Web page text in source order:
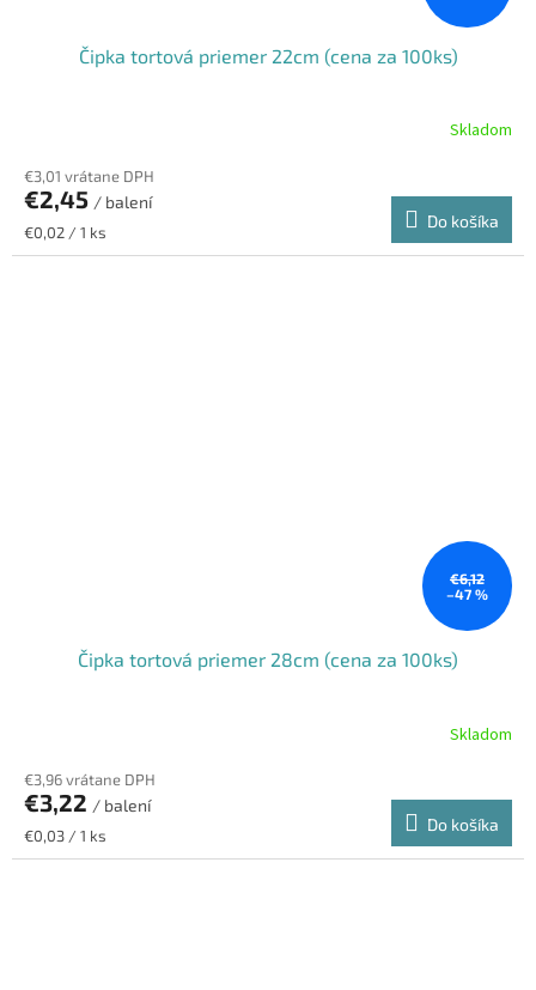
Čipka tortová priemer 22cm (cena za 100ks)
Skladom
€3,01 vrátane DPH
€2,45 / balení
Jednotková
cena:
€0,02 / 1 ks
Do košíka
€6,12
–47 %
Čipka tortová priemer 28cm (cena za 100ks)
Skladom
€3,96 vrátane DPH
€3,22 / balení
Jednotková
cena:
€0,03 / 1 ks
Do košíka